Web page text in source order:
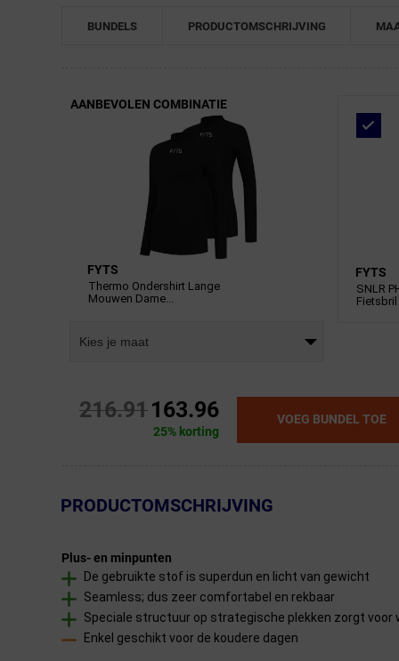
BUNDELS PRODUCTOMSCHRIJVING
AANBEVOLEN COMBINATIE
FYTS
Thermo Ondershirt Lange
Mouwen Dame...
Kies je maat
FYTS
SNLR
Fietsbril
216.91163.96
25% korting
VOEG BUNDEL TOE
← Terug naar productnavigatie
PRODUCTOMSCHRIJVING
Plus- en minpunten
De gebruikte stof is superdun en licht van gewicht
Seamless; dus zeer comfortabel en rekbaar
Speciale structuur op strategische plekken zorgt voor
Enkel geschikt voor de koudere dagen